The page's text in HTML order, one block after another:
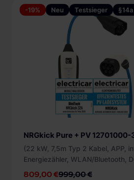
-19% Neu Testsieger §14a
(22 kW, 7,5m Typ 2 Kabel, APP,
Energiezähler, WLAN/Bluetooth,
809,00 €999,00 €